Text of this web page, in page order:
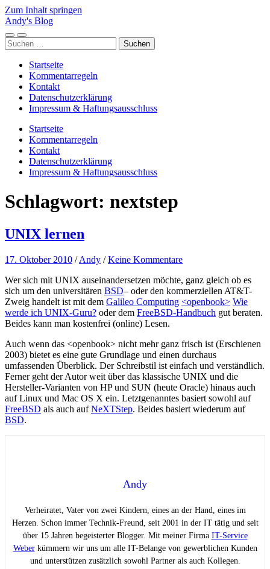
Zum Inhalt springen
Andy's Blog
Mobile-
Menü
Suchfeld
ein-/ausblenden
Suchen
nach:
Startseite
Kommentarregeln
Kontakt
Datenschutzerklärung
Impressum & Haftungsausschluss
Startseite
Kommentarregeln
Kontakt
Datenschutzerklärung
Impressum & Haftungsausschluss
Schlagwort: nextstep
UNIX lernen
17. Oktober 2010 /Andy /Keine Kommentare
Wer sich mit UNIX auseinandersetzen möchte, ganz gleich ob es
sich um den universitären BSD– oder den kommerziellen AT&T-
Zweig handelt ist mit dem Galileo Computing <openbook> Wie
werde ich UNIX-Guru? oder dem FreeBSD-Handbuch gut beraten.
Beides kann man kostenfrei (online) Lesen.
Auch wenn das <openbook> nicht mehr ganz frisch ist (Erschienen
2003) bietet es eine gute Grundlage und einen durchaus
umfassenden Überblick. Der Schreibstil ist einfach und verständlich.
Ferner geht der Autor weit über das klassische UNIX und die
Hersteller-Varianten von HP und SUN (heute Oracle) hinaus auch
auf Linux und Mac OS X ein. Letztgenanntes basiert sowohl auf
FreeBSD als auch aufNeXTStep. Beides basiert wiederum auf
BSD.
Andy
Verheiratet, Vater von zwei Kindern, eines an der Hand, eines im
Herzen. Schon immer Technik-Freund, seit 2001 in der IT tätig und seit
über 15 Jahren begeisterter Blogger. Mit meiner Firma IT-Service
Weberkümmern wir uns um alle IT-Belange von gewerblichen Kunden
und unterstützen zusätzlich sowohl Partner als auch Kollegen.